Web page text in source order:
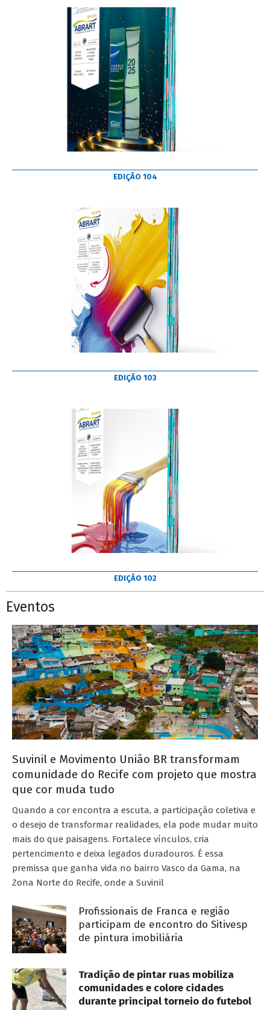
EDIÇÃO 104
EDIÇÃO 103
EDIÇÃO 102
Eventos
Suvinil e Movimento União BR transformam
comunidade do Recife com projeto que mostra
que cor muda tudo
Quando a cor encontra a escuta, a participação coletiva e
o desejo de transformar realidades, ela pode mudar muito
mais do que paisagens. Fortalece vínculos, cria
pertencimento e deixa legados duradouros. É essa
premissa que ganha vida no bairro Vasco da Gama, na
Zona Norte do Recife, onde a Suvinil
Profissionais de Franca e região
participam de encontro do Sitivesp
de pintura imobiliária
Tradição de pintar ruas mobiliza
comunidades e colore cidades
durante principal torneio do futebol